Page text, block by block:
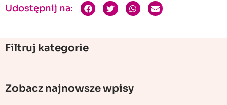
Udostępnij na:
Filtruj kategorie
Zobacz najnowsze wpisy